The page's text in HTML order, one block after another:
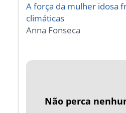
A força da mulher idosa
climáticas
Anna Fonseca
Não perca